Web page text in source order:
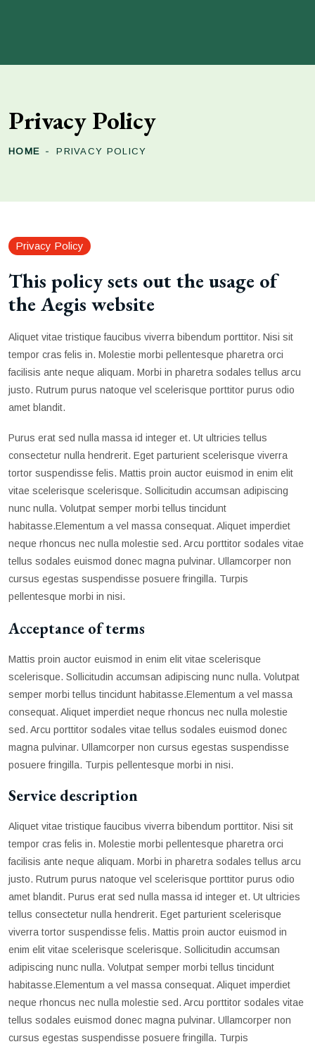
Privacy Policy
HOME PRIVACY POLICY
Privacy Policy
This policy sets out the usage of
the Aegis website
Aliquet vitae tristique faucibus viverra bibendum porttitor. Nisi sit
tempor cras felis in. Molestie morbi pellentesque pharetra orci
facilisis ante neque aliquam. Morbi in pharetra sodales tellus arcu
justo. Rutrum purus natoque vel scelerisque porttitor purus odio
amet blandit.
Purus erat sed nulla massa id integer et. Ut ultricies tellus
consectetur nulla hendrerit. Eget parturient scelerisque viverra
tortor suspendisse felis. Mattis proin auctor euismod in enim elit
vitae scelerisque scelerisque. Sollicitudin accumsan adipiscing
nunc nulla. Volutpat semper morbi tellus tincidunt
habitasse.Elementum a vel massa consequat. Aliquet imperdiet
neque rhoncus nec nulla molestie sed. Arcu porttitor sodales vitae
tellus sodales euismod donec magna pulvinar. Ullamcorper non
cursus egestas suspendisse posuere fringilla. Turpis
pellentesque morbi in nisi.
Acceptance of terms
Mattis proin auctor euismod in enim elit vitae scelerisque
scelerisque. Sollicitudin accumsan adipiscing nunc nulla. Volutpat
semper morbi tellus tincidunt habitasse.Elementum a vel massa
consequat. Aliquet imperdiet neque rhoncus nec nulla molestie
sed. Arcu porttitor sodales vitae tellus sodales euismod donec
magna pulvinar. Ullamcorper non cursus egestas suspendisse
posuere fringilla. Turpis pellentesque morbi in nisi.
Service description
Aliquet vitae tristique faucibus viverra bibendum porttitor. Nisi sit
tempor cras felis in. Molestie morbi pellentesque pharetra orci
facilisis ante neque aliquam. Morbi in pharetra sodales tellus arcu
justo. Rutrum purus natoque vel scelerisque porttitor purus odio
amet blandit. Purus erat sed nulla massa id integer et. Ut ultricies
tellus consectetur nulla hendrerit. Eget parturient scelerisque
viverra tortor suspendisse felis. Mattis proin auctor euismod in
enim elit vitae scelerisque scelerisque. Sollicitudin accumsan
adipiscing nunc nulla. Volutpat semper morbi tellus tincidunt
habitasse.Elementum a vel massa consequat. Aliquet imperdiet
neque rhoncus nec nulla molestie sed. Arcu porttitor sodales vitae
tellus sodales euismod donec magna pulvinar. Ullamcorper non
cursus egestas suspendisse posuere fringilla. Turpis